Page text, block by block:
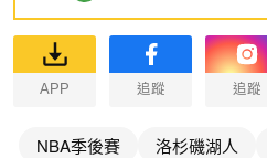
APP 追蹤 追蹤
NBA季後賽 洛杉磯湖人